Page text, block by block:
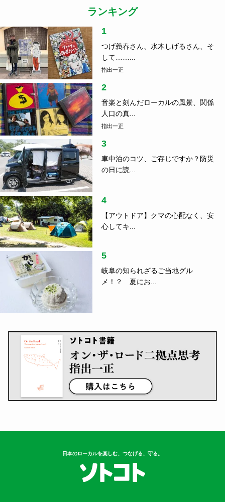
ランキング
1
つげ義春さん、水木しげるさん、そ
して……...
指出一正
2
音楽と刻んだローカルの風景、関係
人口の真...
指出一正
3
車中泊のコツ、ご存じですか？防災
の日に読...
4
【アウトドア】クマの心配なく、安
心してキ...
5
岐阜の知られざるご当地グル
メ！？ 夏にお...
日本のローカルを楽しむ、つなげる、守る。